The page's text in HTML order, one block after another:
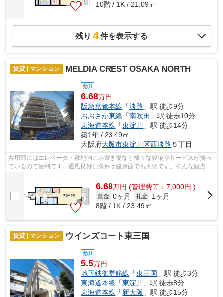
10階 / 1K / 21.09㎡
残り 4件を表示する
賃貸 | マンション MELDIA CREST OSAKA NORTH
敷0
6.68万円
阪急京都本線 「淡路 」駅 徒歩9分
おおさか東線 「南吹田 」駅 徒歩10分
東海道本線 「東淀川 」駅 徒歩14分
築1年 / 23.49㎡
大阪府大阪市東淀川区西淡路 ５丁目
共用部にはエレベータ・敷地内ごみ置き場など様々な設備やサービスが揃っ
ているので便利です。通風良好な条件は健康面でも大切です。そんな観点か
らもおすすめのマンションをご提供し...
6.68万円 (管理費等：7,000円 )
敷金 0ヶ月 礼金
1ヶ月
8階 / 1K / 23.49㎡
賃貸 | マンション ウインズコート東三国
敷0
5.5万円
地下鉄御堂筋線 「東三国 」駅 徒歩3分
東海道本線 「東淀川
」駅 徒歩8分
東海道本線 「新大阪 」駅 徒歩15分